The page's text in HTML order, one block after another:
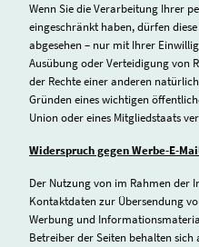
Wenn Sie die Verarbeitung Ihrer
eingeschränkt haben, dürfen
abgesehen – nur mit Ihrer
Ausübung oder Verteidigung von
der Rechte einer anderen
Gründen eines wichtigen
Union oder eines Mitgliedstaats
Widerspruch gegen Werbe-E-
Der Nutzung von im Rahmen der
Kontaktdaten zur Übersendung
Werbung und
Betreiber der Seiten behalten